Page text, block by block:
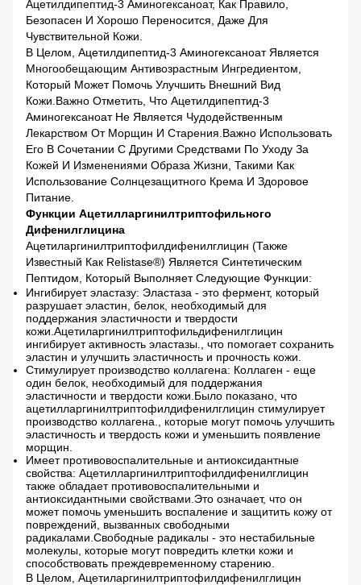
Ацетилдипептид-3 Аминогексаноат, Как Правило,
Безопасен И Хорошо Переносится, Даже Для
Чувствительной Кожи.
В Целом, Ацетилдипептид-3 Аминогексаноат Является
Многообещающим Антивозрастным Ингредиентом,
Который Может Помочь Улучшить Внешний Вид
Кожи.Важно Отметить, Что Ацетилдипептид-3
Аминогексаноат Не Является Чудодейственным
Лекарством От Морщин И Старения.Важно Использовать
Его В Сочетании С Другими Средствами По Уходу За
Кожей И Изменениями Образа Жизни, Такими Как
Использование Солнцезащитного Крема И Здоровое
Питание.
Функции Ацетилларгинилтриптофильного
Дифенилглицина
Ацетиларгинилтриптофилдифенилглицин (также
Известный Как Relistase®) Является Синтетическим
Пептидом, Который Выполняет Следующие Функции:
Ингибирует эластазу: Эластаза - это фермент, который
разрушает эластин, белок, необходимый для
поддержания эластичности и твердости
кожи.Ацетиларгинилтриптофильдифенилглицин
ингибирует активность эластазы., что помогает сохранить
эластин и улучшить эластичность и прочность кожи.
Стимулирует производство коллагена: Коллаген - еще
один белок, необходимый для поддержания
эластичности и твердости кожи.Было показано, что
ацетилларгинилтриптофилдифенилглицин стимулирует
производство коллагена., которые могут помочь улучшить
эластичность и твердость кожи и уменьшить появление
морщин.
Имеет противовоспалительные и антиоксидантные
свойства: Ацетилларгинилтриптофилдифенилглицин
также обладает противовоспалительными и
антиоксидантными свойствами.Это означает, что он
может помочь уменьшить воспаление и защитить кожу от
повреждений, вызванных свободными
радикалами.Свободные радикалы - это нестабильные
молекулы, которые могут повредить клетки кожи и
способствовать преждевременному старению.
В Целом, Ацетиларгинилтриптофилдифенилглицин